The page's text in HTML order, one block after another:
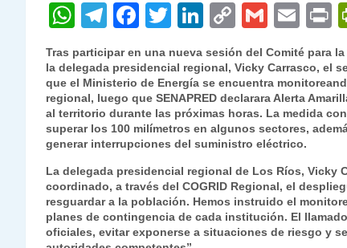
W
at
s
A
p
p
T
e
gr
a
m
F
c
e
b
o
o
k
T
itt
er
Li
k
e
dI
n
C
o
p
y
Li
n
k
G
m
ai
l
E
m
ai
l
ri
Tras participar en una nueva sesión del Comité para
la delegada presidencial regional, Vicky Carrasco, el
que el Ministerio de Energía se encuentra
regional, luego que SENAPRED declarara Alerta
al territorio durante las próximas horas. La medida
superar los 100 milímetros en algunos sectores,
generar interrupciones del suministro eléctrico.
La delegada presidencial regional de Los Ríos, Vicky
coordinado, a través del COGRID Regional, el
resguardar a la población. Hemos instruido el
planes de contingencia de cada institución. El
oficiales, evitar exponerse a situaciones de riesgo y